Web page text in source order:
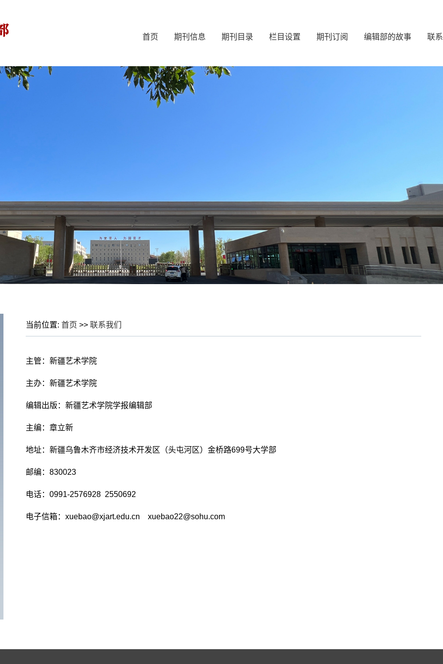
首页 期刊信息 期刊目录 栏目设置 期刊订阅 编辑部的故事 联
当前位置: 首页 >> 联系我们
主管：新疆艺术学院
主办：新疆艺术学院
编辑出版：新疆艺术学院学报编辑部
主编：章立新
地址：新疆乌鲁木齐市经济技术开发区（头屯河区）金桥路699号大学部
邮编：830023
电话：0991-2576928 2550692
电子信箱：xuebao@xjart.edu.cn xuebao22@sohu.com